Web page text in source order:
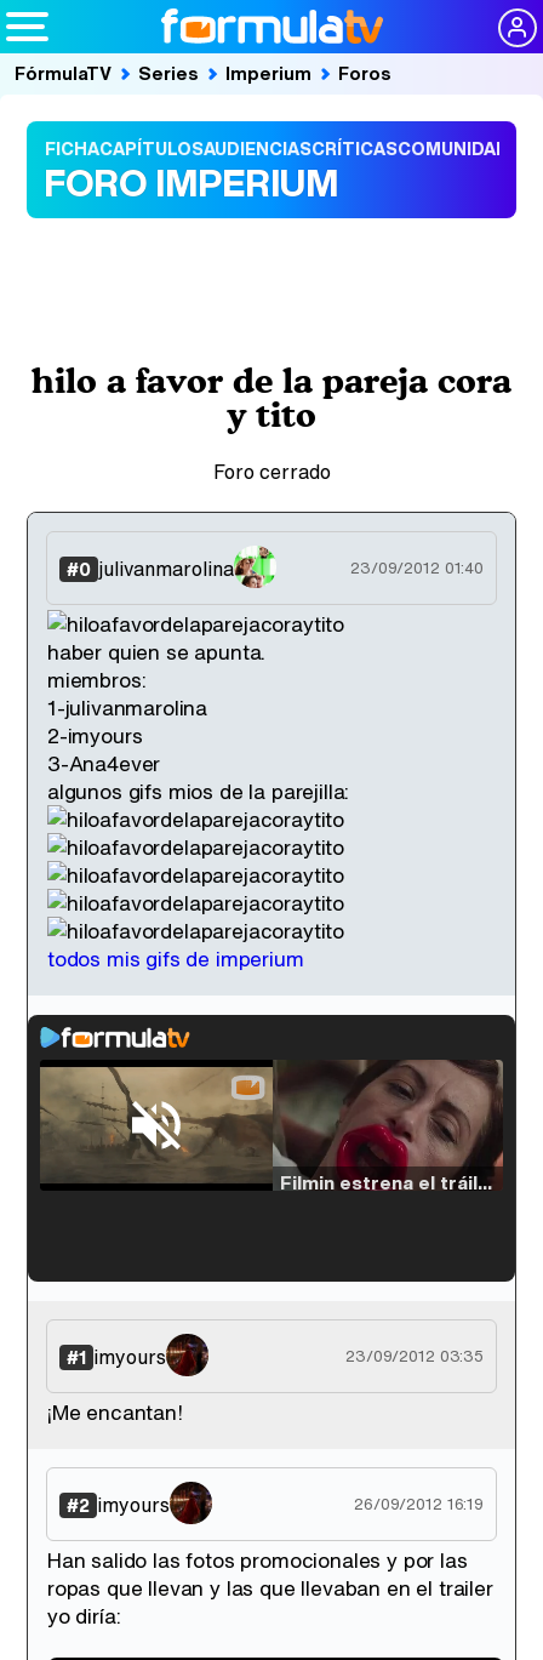
FórmulaTV Series Imperium Foros
FICHACAPÍTULOSAUDIENCIASCRÍTICASCOMUNIDAD
FORO IMPERIUM
hilo a favor de la pareja cora
y tito
Foro cerrado
#0 julivanmarolina 23/09/2012 01:40
haber quien se apunta.
miembros:
1-julivanmarolina
2-imyours
3-Ana4ever
algunos gifs mios de la parejilla:
todos mis gifs de imperium
Loaded:
Filmin estrena el tráiler de 'Millennial Mal', su nueva comedia universitaria de la mano de Lorena Iglesias
'120 Minutos' celebra sus 2.000 programas en Telemadrid con un vídeo del día a día en la redacción
Tráiler de '33 días', la nueva serie de Atresplayer con Julián Villagrán y José Manuel Poga
Tráiler en catalán de 'Ravalear', la nueva serie de HBO Max sobre los fondos buitre
#1 imyours 23/09/2012 03:35
¡Me encantan!
#2 imyours 26/09/2012 16:19
Han salido las fotos promocionales y por las
ropas que llevan y las que llevaban en el trailer
yo diría: